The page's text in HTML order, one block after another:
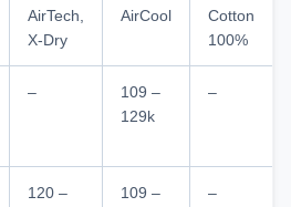
AirTech,
X-Dry
AirCool
Cotton
100%
–
109 –
129k
–
120 –
109 –
–